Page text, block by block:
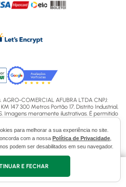
para melhorar a sua experiência no site.
com a nossa Política de Privacidade
podem ser desabilitados em seu navegador.
E FECHAR
COMERCIAL AFUBRA LTDA CNPJ:
147 300 Metros Portão 17, Distrito Industrial,
Imagens meramente ilustrativas. É permitido
nas diversas regiões e poderão ser
por oferta de acordo com as regras e
pagamento dos produtos do site poderão
Para mais informações acesse nossas
(51) 3713-7770, WhatsApp pelo número